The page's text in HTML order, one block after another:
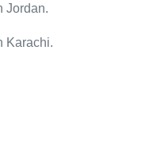
Jordan.
Karachi.